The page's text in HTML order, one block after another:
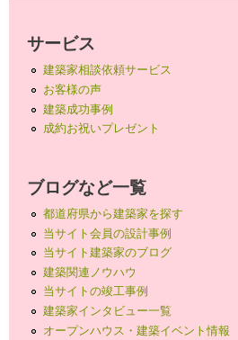
サービス
建築家相談依頼サービス
お客様の声
建築成功事例
成約お祝いプレゼント
ブログなど一覧
都道府県から建築家を探す
当サイト会員の設計事例
当サイト建築家のブログ
建築関連ノウハウ
当サイトの竣工事例
建築家インタビュー一覧
オープンハウス・建築イベント情報